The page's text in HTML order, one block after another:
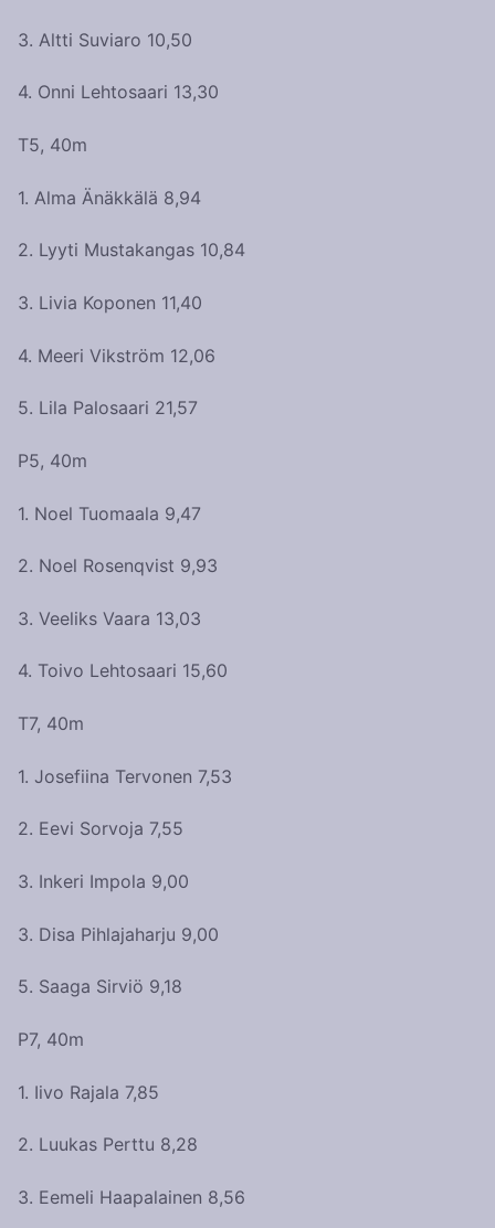
3. Altti Suviaro 10,50
4. Onni Lehtosaari 13,30
T5, 40m
1. Alma Änäkkälä 8,94
2. Lyyti Mustakangas 10,84
3. Livia Koponen 11,40
4. Meeri Vikström 12,06
5. Lila Palosaari 21,57
P5, 40m
1. Noel Tuomaala 9,47
2. Noel Rosenqvist 9,93
3. Veeliks Vaara 13,03
4. Toivo Lehtosaari 15,60
T7, 40m
1. Josefiina Tervonen 7,53
2. Eevi Sorvoja 7,55
3. Inkeri Impola 9,00
3. Disa Pihlajaharju 9,00
5. Saaga Sirviö 9,18
P7, 40m
1. Iivo Rajala 7,85
2. Luukas Perttu 8,28
3. Eemeli Haapalainen 8,56